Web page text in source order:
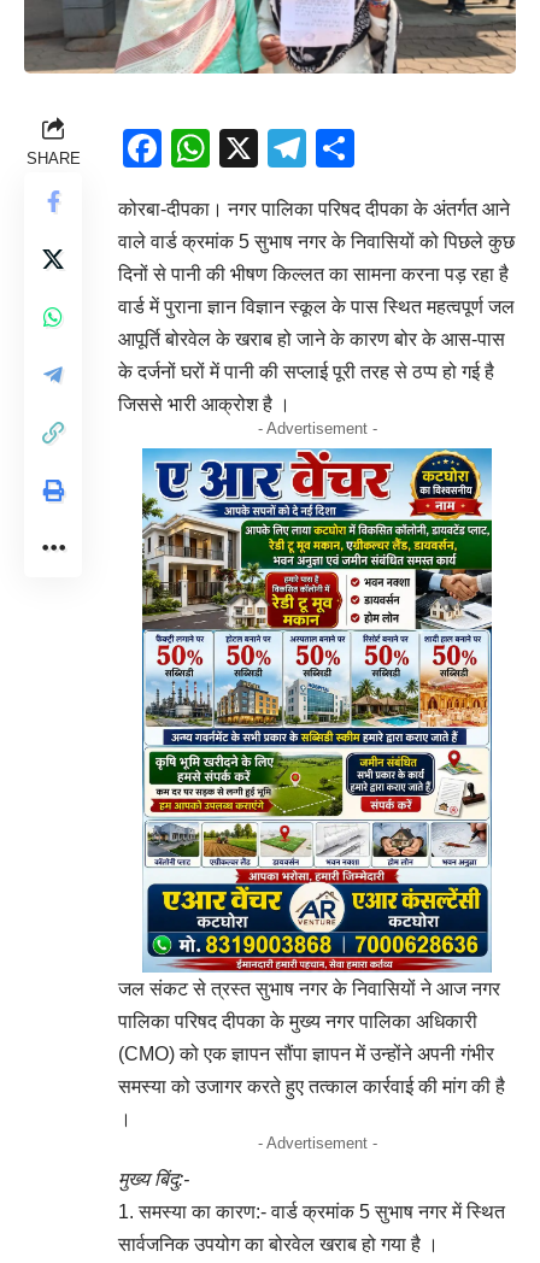
SHARE Facebook
WhatsApp
X Telegram
कोरबा-दीपका। नगर पालिका परिषद दीपका के अंतर्गत आने
वाले वार्ड क्रमांक 5 सुभाष नगर के निवासियों को पिछले कुछ
दिनों से पानी की भीषण किल्लत का सामना करना पड़ रहा है
वार्ड में पुराना ज्ञान विज्ञान स्कूल के पास स्थित महत्वपूर्ण जल
आपूर्ति बोरवेल के खराब हो जाने के कारण बोर के आस-पास
के दर्जनों घरों में पानी की सप्लाई पूरी तरह से ठप्प हो गई है
जिससे भारी आक्रोश है ।
- Advertisement -
​जल संकट से त्रस्त सुभाष नगर के निवासियों ने आज नगर
पालिका परिषद दीपका के मुख्य नगर पालिका अधिकारी
(CMO) को एक ज्ञापन सौंपा ज्ञापन में उन्होंने अपनी गंभीर
समस्या को उजागर करते हुए तत्काल कार्रवाई की मांग की है
।
- Advertisement -
​मुख्य बिंदु:-
​समस्या का कारण:- वार्ड क्रमांक 5 सुभाष नगर में स्थित
सार्वजनिक उपयोग का बोरवेल खराब हो गया है ।